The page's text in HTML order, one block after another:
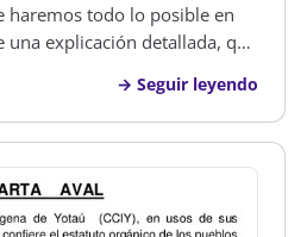
haremos todo lo posible en
explicación detallada, que
algún tipo de hecho o
quedar…
Seguir leyendo